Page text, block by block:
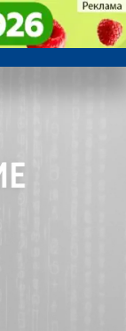
икону
иконупо